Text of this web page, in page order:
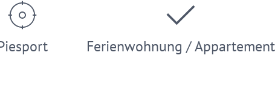
Ferienwohnung / Appartement